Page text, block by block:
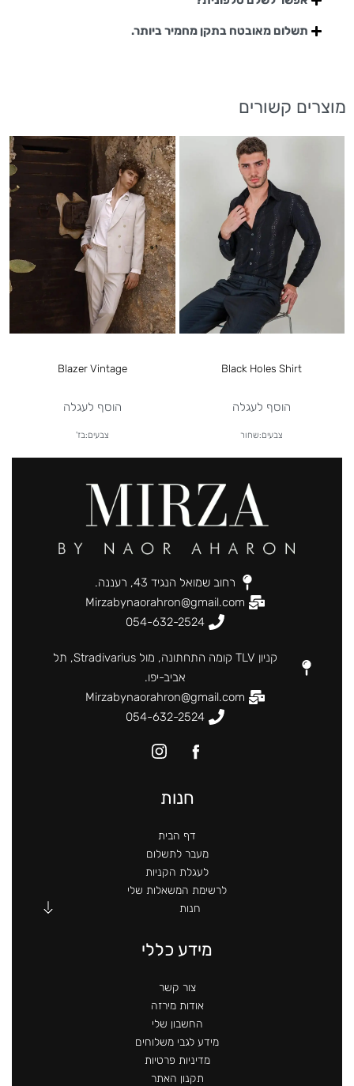
תשלום מאובטח בתקן מחמיר ביותר.
מוצרים קשורים
Black Holes Shirt
הוסף לעגלה
צבעים:שחור
Blazer Vintage
הוסף לעגלה
צבעים:בז'
רחוב שמואל הנגיד 43, רעננה.
Mirzabynaorahron@gmail.com
054-632-2524
קניון TLV קומה התחתונה, מול Stradivarius, תל
אביב-יפו.
Mirzabynaorahron@gmail.com
054-632-2524
חנות
דף הבית
מעבר לתשלום
לעגלת הקניות
לרשימת המשאלות שלי
חנות
מידע כללי
צור קשר
אודות מירזה
החשבון שלי
מידע לגבי משלוחים
מדיניות פרטיות
תקנון האתר